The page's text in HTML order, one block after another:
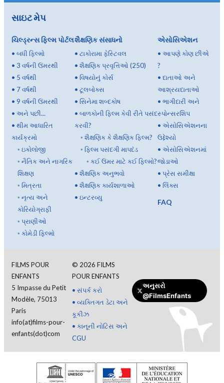
સાઇટ મેપ
ચિલ્ડ્રન્સ ફિલ્મ પોર્ટલ
• બધી ફિલ્મો
• 3 વર્ષની ઉંમરથી
• 5 વર્ષથી
• 7 વર્ષથી
• 9 વર્ષની ઉંમરથી
• અને પછી...
• થીમ આધારિત
કાર્યક્રમો
◦ ઇકોલોજી
◦ નૈતિક અને નાગરિક
શિક્ષણ
◦ મિત્રતા
◦ નૃત્ય અને
કોરિયોગ્રાફી
◦ પ્રાણીઓ
◦ કોમેડી ફિલ્મો
શૈક્ષણિક સંસાધનો
• ટાકોરામા ફેસ્ટિવલ
• શૈક્ષણિક પ્રવૃત્તિઓ (250)
• વિષયોનું કોર્સ
• ટૂલબોક્સ
• સિનેમા શબ્દકોષ
• બાળકોની ફિલ્મ કેવી રીતે પસંદ
કરવી?
◦ શૈક્ષણિક કે શૈક્ષણિક ફિલ્મ?
◦ ફિલ્મ પસંદગી માપદંડ
◦ કઈ ઉંમર માટે કઈ ફિલ્મો?
• શૈક્ષણિક અનુભવો
• શૈક્ષણિક કાર્યશાળાઓ
• ઇન્ટરવ્યુ
એસોસિએશન
•આપણે કોણ છીએ
?
•દાતાઓ અને
આશ્રયદાતાઓ
•ભાગીદારી અને
સ્પોન્સરશિપ
•એસોસિએશનના
ઉદ્દેશ્યો
•એસોસિએશનમાં
જોડાઓ
•પ્રેસ સમીક્ષા
•લિંક્સ
FAQ
FILMS POUR
ENFANTS
5 Impasse du Petit
Modèle, 75013
Paris
info(at)films-pour-
enfants(dot)com
© 2026 FILMS
POUR ENFANTS
• સંપર્ક કરો
• વ્યક્તિગત ડેટા અને
કૂકીઝ
• કાનૂની નોટિસ અને
CGU
અનુસરો
@FilmsEnfants